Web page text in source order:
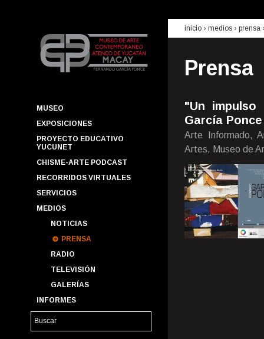
MUSEO
EXPOSICIONES
PROYECTO EDUCATIVO
YUCUNET
CHISME-ARTE PODCAST
RECORRIDOS VIRTUALES
SERVICIOS
MEDIOS
NOTICIAS
PRENSA
RADIO
TELEVISIÓN
GALERÍAS
INFORMES
inicio › medios › prensa
Prensa
"Un impulso
García
Arte Informado,
Artes, Museo de